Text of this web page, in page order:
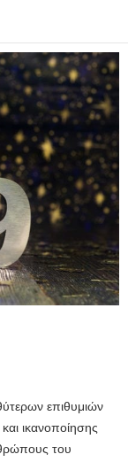
επιθυμιών
ικανοποίησης
του